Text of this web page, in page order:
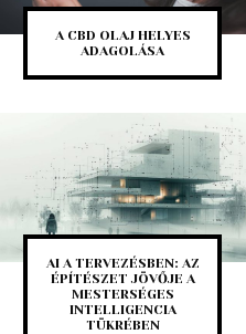
A CBD OLAJ HELYES
ADAGOLÁSA
AI A TERVEZÉSBEN: AZ
ÉPÍTÉSZET JÖVŐJE A
MESTERSÉGES
INTELLIGENCIA
TÜKRÉBEN